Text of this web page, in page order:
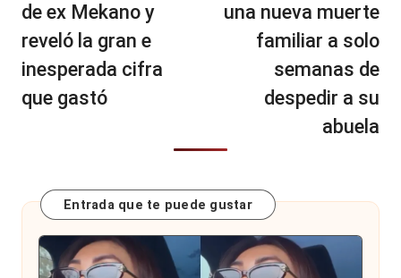
de ex Mekano y
reveló la gran e
inesperada cifra
que gastó
una nueva muerte
familiar a solo
semanas de
despedir a su
abuela
Entrada que te puede gustar